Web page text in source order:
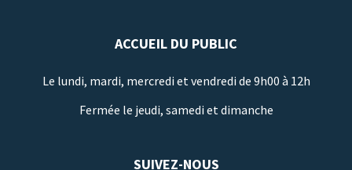
ACCUEIL DU PUBLIC
Le lundi, mardi, mercredi et vendredi de 9h00 à 12h
Fermée le jeudi, samedi et dimanche
SUIVEZ-NOUS